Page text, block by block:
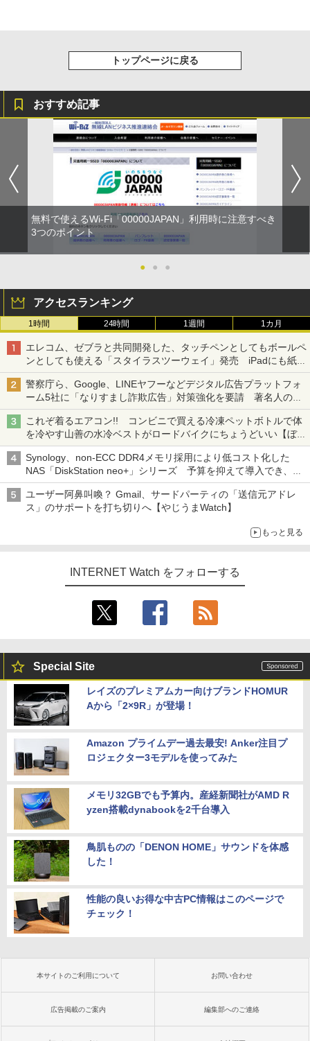
トップページに戻る
おすすめ記事
無料で使えるWi-Fi「00000JAPAN」利用時に注意すべき
3つのポイント
● ● ●
アクセスランキング
1時間 24時間 1週間 1カ月
エレコム、ゼブラと共同開発した、タッチペンとしてもボールペ
ンとしても使える「スタイラスツーウェイ」発売 iPadにも紙に
も、持ち替えずに書き込める
警察庁ら、Google、LINEヤフーなどデジタル広告プラットフォ
ーム5社に「なりすまし詐欺広告」対策強化を要請 著名人の写
真や映像を使った投資詐欺などへの対策として
これぞ着るエアコン!! コンビニで買える冷凍ペットボトルで体
を冷やす山善の水冷ベストがロードバイクにちょうどいい【ぼっ
ち・ざ・ろーど！その14】【空いた時間でなにしてる？】
Synology、non-ECC DDR4メモリ採用により低コスト化した
NAS「DiskStation neo+」シリーズ 予算を抑えて導入でき、
ECCメモリへのアップグレードも可能
ユーザー阿鼻叫喚？ Gmail、サードパーティの「送信元アドレ
ス」のサポートを打ち切りへ【やじうまWatch】
もっと見る
INTERNET Watch をフォローする
Special Site
レイズのプレミアムカー向けブランドHOMUR
Aから「2×9R」が登場！
Amazon プライムデー過去最安! Anker注目プ
ロジェクター3モデルを使ってみた
メモリ32GBでも予算内。産経新聞社がAMD R
yzen搭載dynabookを2千台導入
鳥肌ものの「DENON HOME」サウンドを体感
した！
性能の良いお得な中古PC情報はこのページで
チェック！
本サイトのご利用について お問い合わせ
広告掲載のご案内 編集部へのご連絡